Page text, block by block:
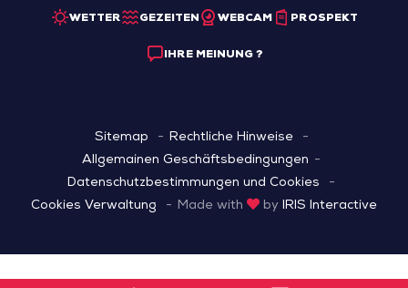
WETTER GEZEITEN WEBCAM PROSPEKT
IHRE MEINUNG ?
Sitemap
Rechtliche Hinweise
Allgemainen Geschäftsbedingungen
Datenschutzbestimmungen und Cookies
Cookies Verwaltung
Made with by IRIS Interactive